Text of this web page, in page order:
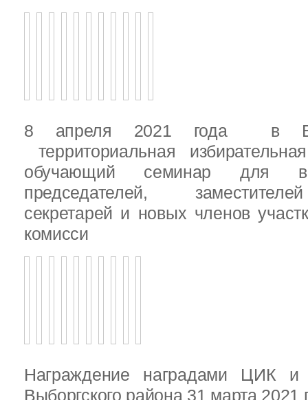
8 апреля 2021 года в
территориальная
обучающий семинар для
председателей,
секретарей и новых членов
комисси
Награждение наградами ЦИК
Выборгского района 31 марта 2021